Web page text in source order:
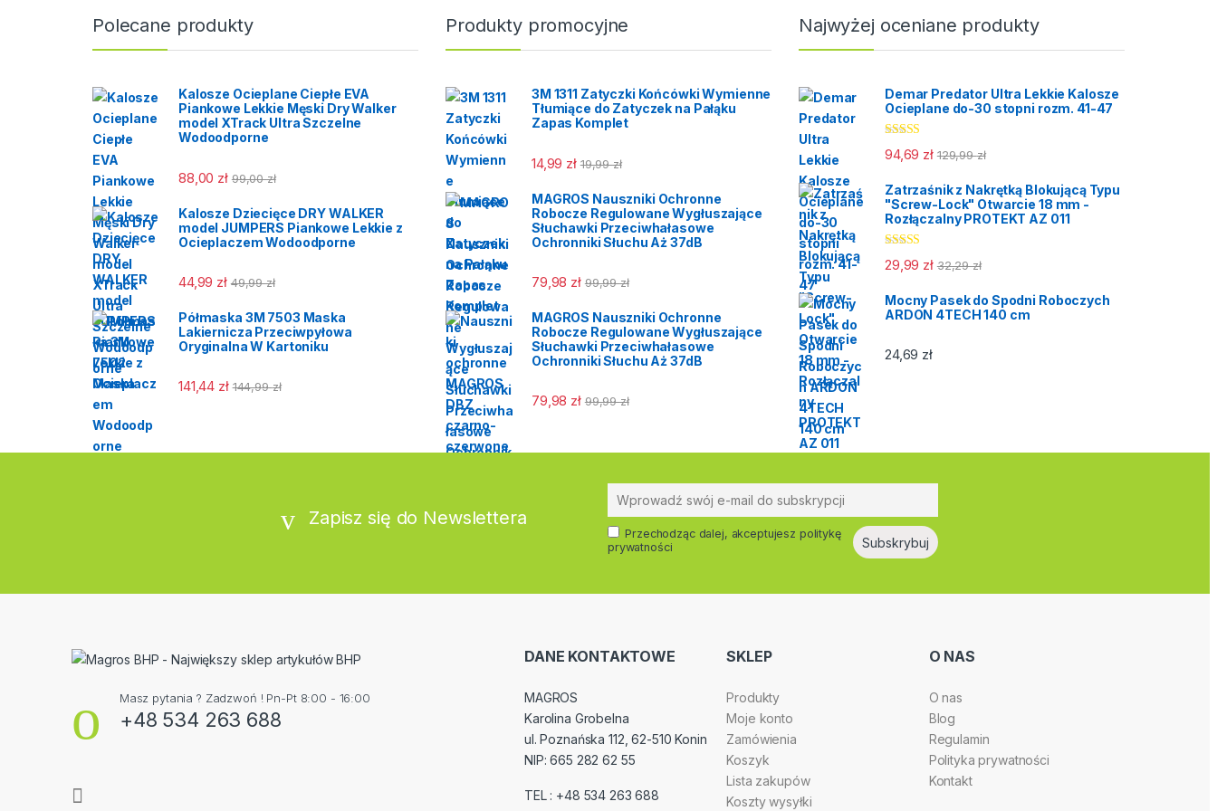
Polecane produkty
Kalosze Ocieplane Ciepłe EVA
Piankowe Lekkie Męski Dry Walker
model XTrack Ultra Szczelne
Wodoodporne
88,00 zł 99,00zł
Kalosze Dziecięce DRY WALKER
model JUMPERS Piankowe Lekkie z
Ocieplaczem Wodoodporne
44,99 zł 49,99zł
Półmaska 3M 7503 Maska
Lakiernicza Przeciwpyłowa
Oryginalna W Kartoniku
141,44 zł 144,99zł
Produkty promocyjne
3M 1311 Zatyczki Końcówki Wymienne
Tłumiące do Zatyczek na Pałąku
Zapas Komplet
14,99 zł 19,99zł
MAGROS Nauszniki Ochronne
Robocze Regulowane Wygłuszające
Słuchawki Przeciwhałasowe
Ochronniki Słuchu Aż 37dB
79,98 zł 99,99zł
MAGROS Nauszniki Ochronne
Robocze Regulowane Wygłuszające
Słuchawki Przeciwhałasowe
Ochronniki Słuchu Aż 37dB
79,98 zł 99,99zł
Najwyżej oceniane produkty
Demar Predator Ultra Lekkie Kalosze
Ocieplane do-30 stopni rozm. 41-47
Oceniono
5.00na 5
94,69 zł 129,99zł
Zatrzaśnik z Nakrętką Blokującą Typu
"Screw-Lock" Otwarcie 18 mm -
Rozłączalny PROTEKT AZ 011
Oceniono
5.00na 5
29,99 zł 32,29zł
Mocny Pasek do Spodni Roboczych
ARDON 4TECH 140 cm
24,69 zł
Zapisz się do Newslettera
Przechodząc dalej, akceptujesz politykę
prywatności
Masz pytania ? Zadzwoń ! Pn-Pt 8:00 - 16:00
+48 534 263 688
DANE KONTAKTOWE
MAGROS
Karolina Grobelna
ul. Poznańska 112, 62-510 Konin
NIP: 665 282 62 55
TEL : +48 534 263 688
SKLEP
Produkty
Moje konto
Zamówienia
Koszyk
Lista zakupów
Koszty wysyłki
O NAS
O nas
Blog
Regulamin
Polityka prywatności
Kontakt